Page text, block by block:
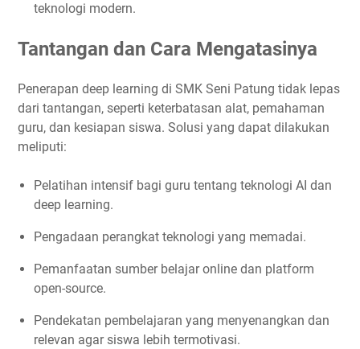
teknologi modern.
Tantangan dan Cara Mengatasinya
Penerapan deep learning di SMK Seni Patung tidak lepas
dari tantangan, seperti keterbatasan alat, pemahaman
guru, dan kesiapan siswa. Solusi yang dapat dilakukan
meliputi:
Pelatihan intensif bagi guru tentang teknologi AI dan
deep learning.
Pengadaan perangkat teknologi yang memadai.
Pemanfaatan sumber belajar online dan platform
open-source.
Pendekatan pembelajaran yang menyenangkan dan
relevan agar siswa lebih termotivasi.